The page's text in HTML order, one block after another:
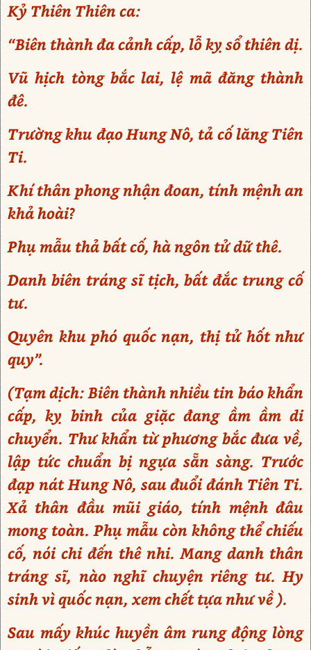
Kỷ Thiên Thiên ca:
“Biên thành đa cảnh cấp, lỗ kỵ sổ thiên dị.
Vũ hịch tòng bắc lai, lệ mã đăng thành
đê.
Trường khu đạo Hung Nô, tả cố lăng Tiên
Ti.
Khí thân phong nhận đoan, tính mệnh an
khả hoài?
Phụ mẫu thả bất cố, hà ngôn tử dữ thê.
Danh biên tráng sĩ tịch, bất đắc trung cố
tư.
Quyên khu phó quốc nạn, thị tử hốt như
quy”.
(Tạm dịch: Biên thành nhiều tin báo khẩn
cấp, kỵ binh của giặc đang ầm ầm di
chuyển. Thư khẩn từ phương bắc đưa về,
lập tức chuẩn bị ngựa sẵn sàng. Trước
đạp nát Hung Nô, sau đuổi đánh Tiên Ti.
Xả thân đầu mũi giáo, tính mệnh đâu
mong toàn. Phụ mẫu còn không thể chiếu
cố, nói chi đến thê nhi. Mang danh thân
tráng sĩ, nào nghĩ chuyện riêng tư. Hy
sinh vì quốc nạn, xem chết tựa như về ).
Sau mấy khúc huyền âm rung động lòng